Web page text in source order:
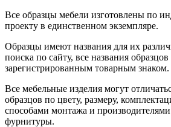
Все образцы мебели изготовлены по
проекту в единственном экземпляре.
Образцы имеют названия для их
поиска по сайту, все названия
зарегистрированным товарным знаком.
Все мебельные изделия могут
образцов по цвету, размеру,
способами монтажа и
фурнитуры.